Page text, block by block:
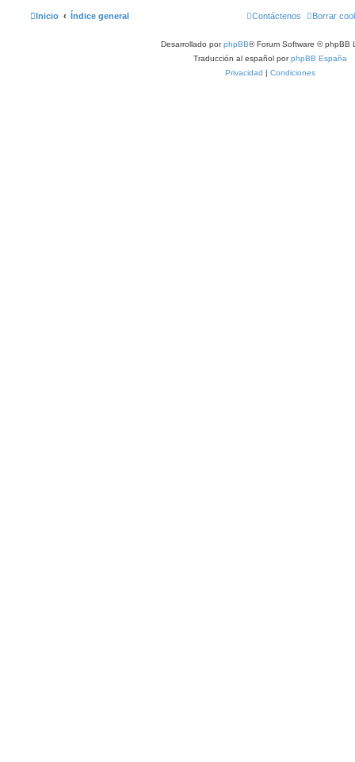
Inicio Índice general Borrar
Contáctenos
Desarrollado porphpBB® Forum Software © phpBB
Traducción al español porphpBB España
Privacidad | Condiciones